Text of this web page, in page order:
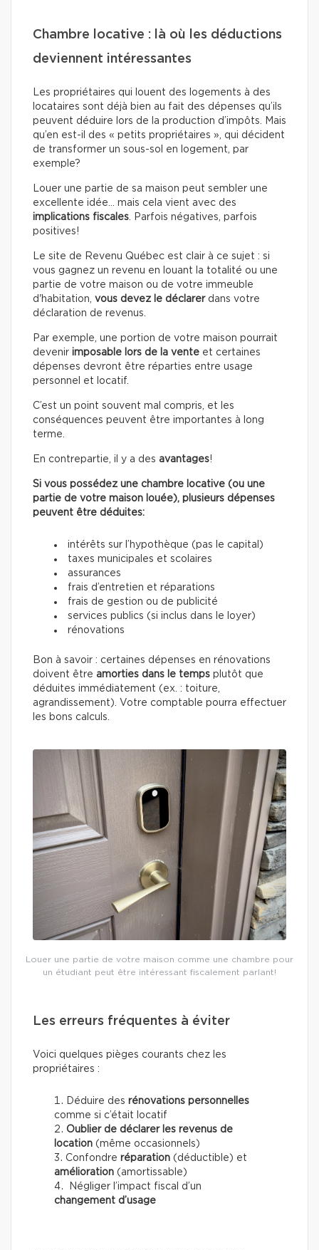
Chambre locative : là où les déductions
deviennent intéressantes
Les propriétaires qui louent des logements à des
locataires sont déjà bien au fait des dépenses qu’ils
peuvent déduire lors de la production d’impôts. Mais
qu’en est-il des « petits propriétaires », qui décident
de transformer un sous-sol en logement, par
exemple?
Louer une partie de sa maison peut sembler une
excellente idée… mais cela vient avec des
implications fiscales. Parfois négatives, parfois
positives!
Le site de Revenu Québec est clair à ce sujet : si
vous gagnez un revenu en louant la totalité ou une
partie de votre maison ou de votre immeuble
d'habitation, vous devez le déclarerdans votre
déclaration de revenus.
Par exemple, une portion de votre maison pourrait
devenir imposable lors de la vente et certaines
dépenses devront être réparties entre usage
personnel et locatif.
C’est un point souvent mal compris, et les
conséquences peuvent être importantes à long
terme.
En contrepartie, il y a des avantages!
Si vous possédez une chambre locative (ou une
partie de votre maison louée), plusieurs dépenses
peuvent être déduites:
intérêts sur l’hypothèque (pas le capital)
taxes municipales et scolaires
assurances
frais d’entretien et réparations
frais de gestion ou de publicité
services publics (si inclus dans le loyer)
rénovations
Bon à savoir : certaines dépenses en rénovations
doivent être amorties dans le temps plutôt que
déduites immédiatement (ex. : toiture,
agrandissement). Votre comptable pourra effectuer
les bons calculs.
Louer une partie de votre maison comme une chambre pour
un étudiant peut être intéressant fiscalement parlant!
Les erreurs fréquentes à éviter
Voici quelques pièges courants chez les
propriétaires :
Déduire des rénovations personnelles
comme si c’était locatif
Oublier de déclarer les revenus de
location (même occasionnels)
Confondre réparation (déductible) et
amélioration (amortissable)
Négliger l’impact fiscal d’un
changement d’usage